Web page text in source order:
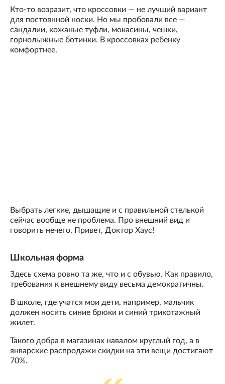
Кто-то возразит, что кроссовки — не лучший вариант
для постоянной носки. Но мы пробовали все —
сандалии, кожаные туфли, мокасины, чешки,
горнолыжные ботинки. В кроссовках ребенку
комфортнее.
Выбрать легкие, дышащие и с правильной стелькой
сейчас вообще не проблема. Про внешний вид и
говорить нечего. Привет, Доктор Хаус!
Школьная форма
Здесь схема ровно та же, что и с обувью. Как правило,
требования к внешнему виду весьма демократичны.
В школе, где учатся мои дети, например, мальчик
должен носить синие брюки и синий трикотажный
жилет.
Такого добра в магазинах навалом круглый год, а в
январские распродажи скидки на эти вещи достигают
70%.